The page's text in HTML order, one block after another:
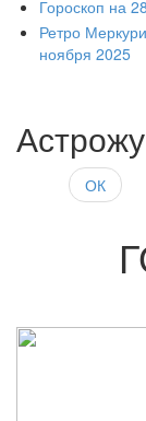
Гороскоп на
Ретро
ноября 2025
ОК